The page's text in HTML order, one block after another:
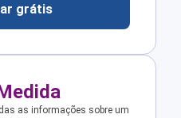
grátis
as informações sobre um